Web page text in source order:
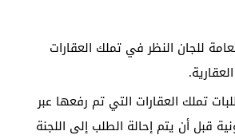
للجان النظر في تملك العقارات
تملك العقارات التي تم رفعها عبر
قبل أن يتم إحالة الطلب إلى اللجنة